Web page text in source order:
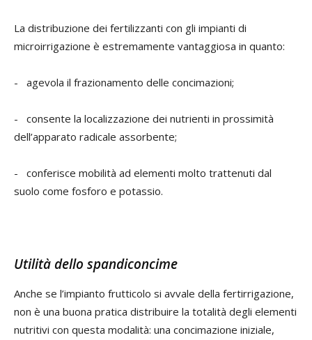
La distribuzione dei fertilizzanti con gli impianti di
microirrigazione è estremamente vantaggiosa in quanto:
- agevola il frazionamento delle concimazioni;
- consente la localizzazione dei nutrienti in prossimità
dell’apparato radicale assorbente;
- conferisce mobilità ad elementi molto trattenuti dal
suolo come fosforo e potassio.
Utilità dello spandiconcime
Anche se l’impianto frutticolo si avvale della fertirrigazione,
non è una buona pratica distribuire la totalità degli elementi
nutritivi con questa modalità: una concimazione iniziale,